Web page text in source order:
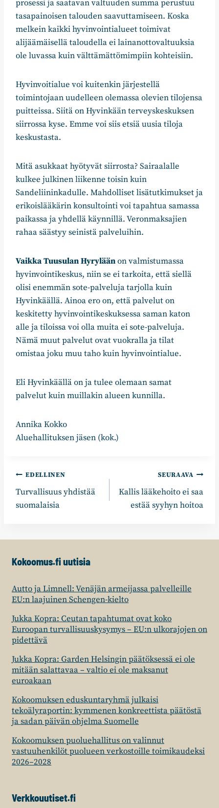
prosessi ja saatavan valtuuden summa perustuu
tasapainoisen talouden saavuttamiseen. Koska
melkein kaikki hyvinvointialueet toimivat
alijäämäisellä taloudella ei lainanottovaltuuksia
ole luvassa kuin välttämättömimpiin kohteisiin.
Hyvinvoitialue voi kuitenkin järjestellä
toimintojaan uudelleen olemassa olevien tilojensa
puitteissa. Siitä on Hyvinkään terveyskeskuksen
siirrossa kyse. Emme voi siis etsiä uusia tiloja
keskustasta.
Mitä asukkaat hyötyvät siirrosta? Sairaalalle
kulkee julkinen liikenne toisin kuin
Sandeliininkadulle. Mahdolliset lisätutkimukset ja
erikoislääkärin konsultointi voi tapahtua samassa
paikassa ja yhdellä käynnillä. Veronmaksajien
rahaa säästyy seinistä palveluihin.
Vaikka Tuusulan Hyryläänon valmistumassa
hyvinvointikeskus, niin se ei tarkoita, että siellä
olisi enemmän sote-palveluja tarjolla kuin
Hyvinkäällä. Ainoa ero on, että palvelut on
keskitetty hyvinvointikeskuksessa saman katon
alle ja tiloissa voi olla muita ei sote-palveluja.
Nämä muut palvelut ovat vuokralla ja tilat
omistaa joku muu taho kuin hyvinvointialue.
Eli Hyvinkäällä on ja tulee olemaan samat
palvelut kuin muillakin alueen kunnilla.
Annika Kokko
Aluehallituksen jäsen (kok.)
Artikkelien
selaus
EDELLINEN
Turvallisuus yhdistää
suomalaisia
SEURAAVA
Kallis lääkehoito ei saa
estää syyhyn hoitoa
Kokoomus.fi uutisia
Autto ja Limnell: Venäjän armeijassa palvelleille
EU:n laajuinen Schengen-kielto
Jukka Kopra: Ceutan tapahtumat ovat koko
Euroopan turvallisuuskysymys – EU:n ulkorajojen on
pidettävä
Jukka Kopra: Garden Helsingin päätöksessä ei ole
mitään salattavaa – valtio ei ole maksanut
euroakaan
Kokoomuksen eduskuntaryhmä julkaisi
tekoälyraportin: kymmenen konkreettista päätöstä
ja sadan päivän ohjelma Suomelle
Kokoomuksen puoluehallitus on valinnut
vastuuhenkilöt puolueen verkostoille toimikaudeksi
2026–2028
Verkkouutiset.fi